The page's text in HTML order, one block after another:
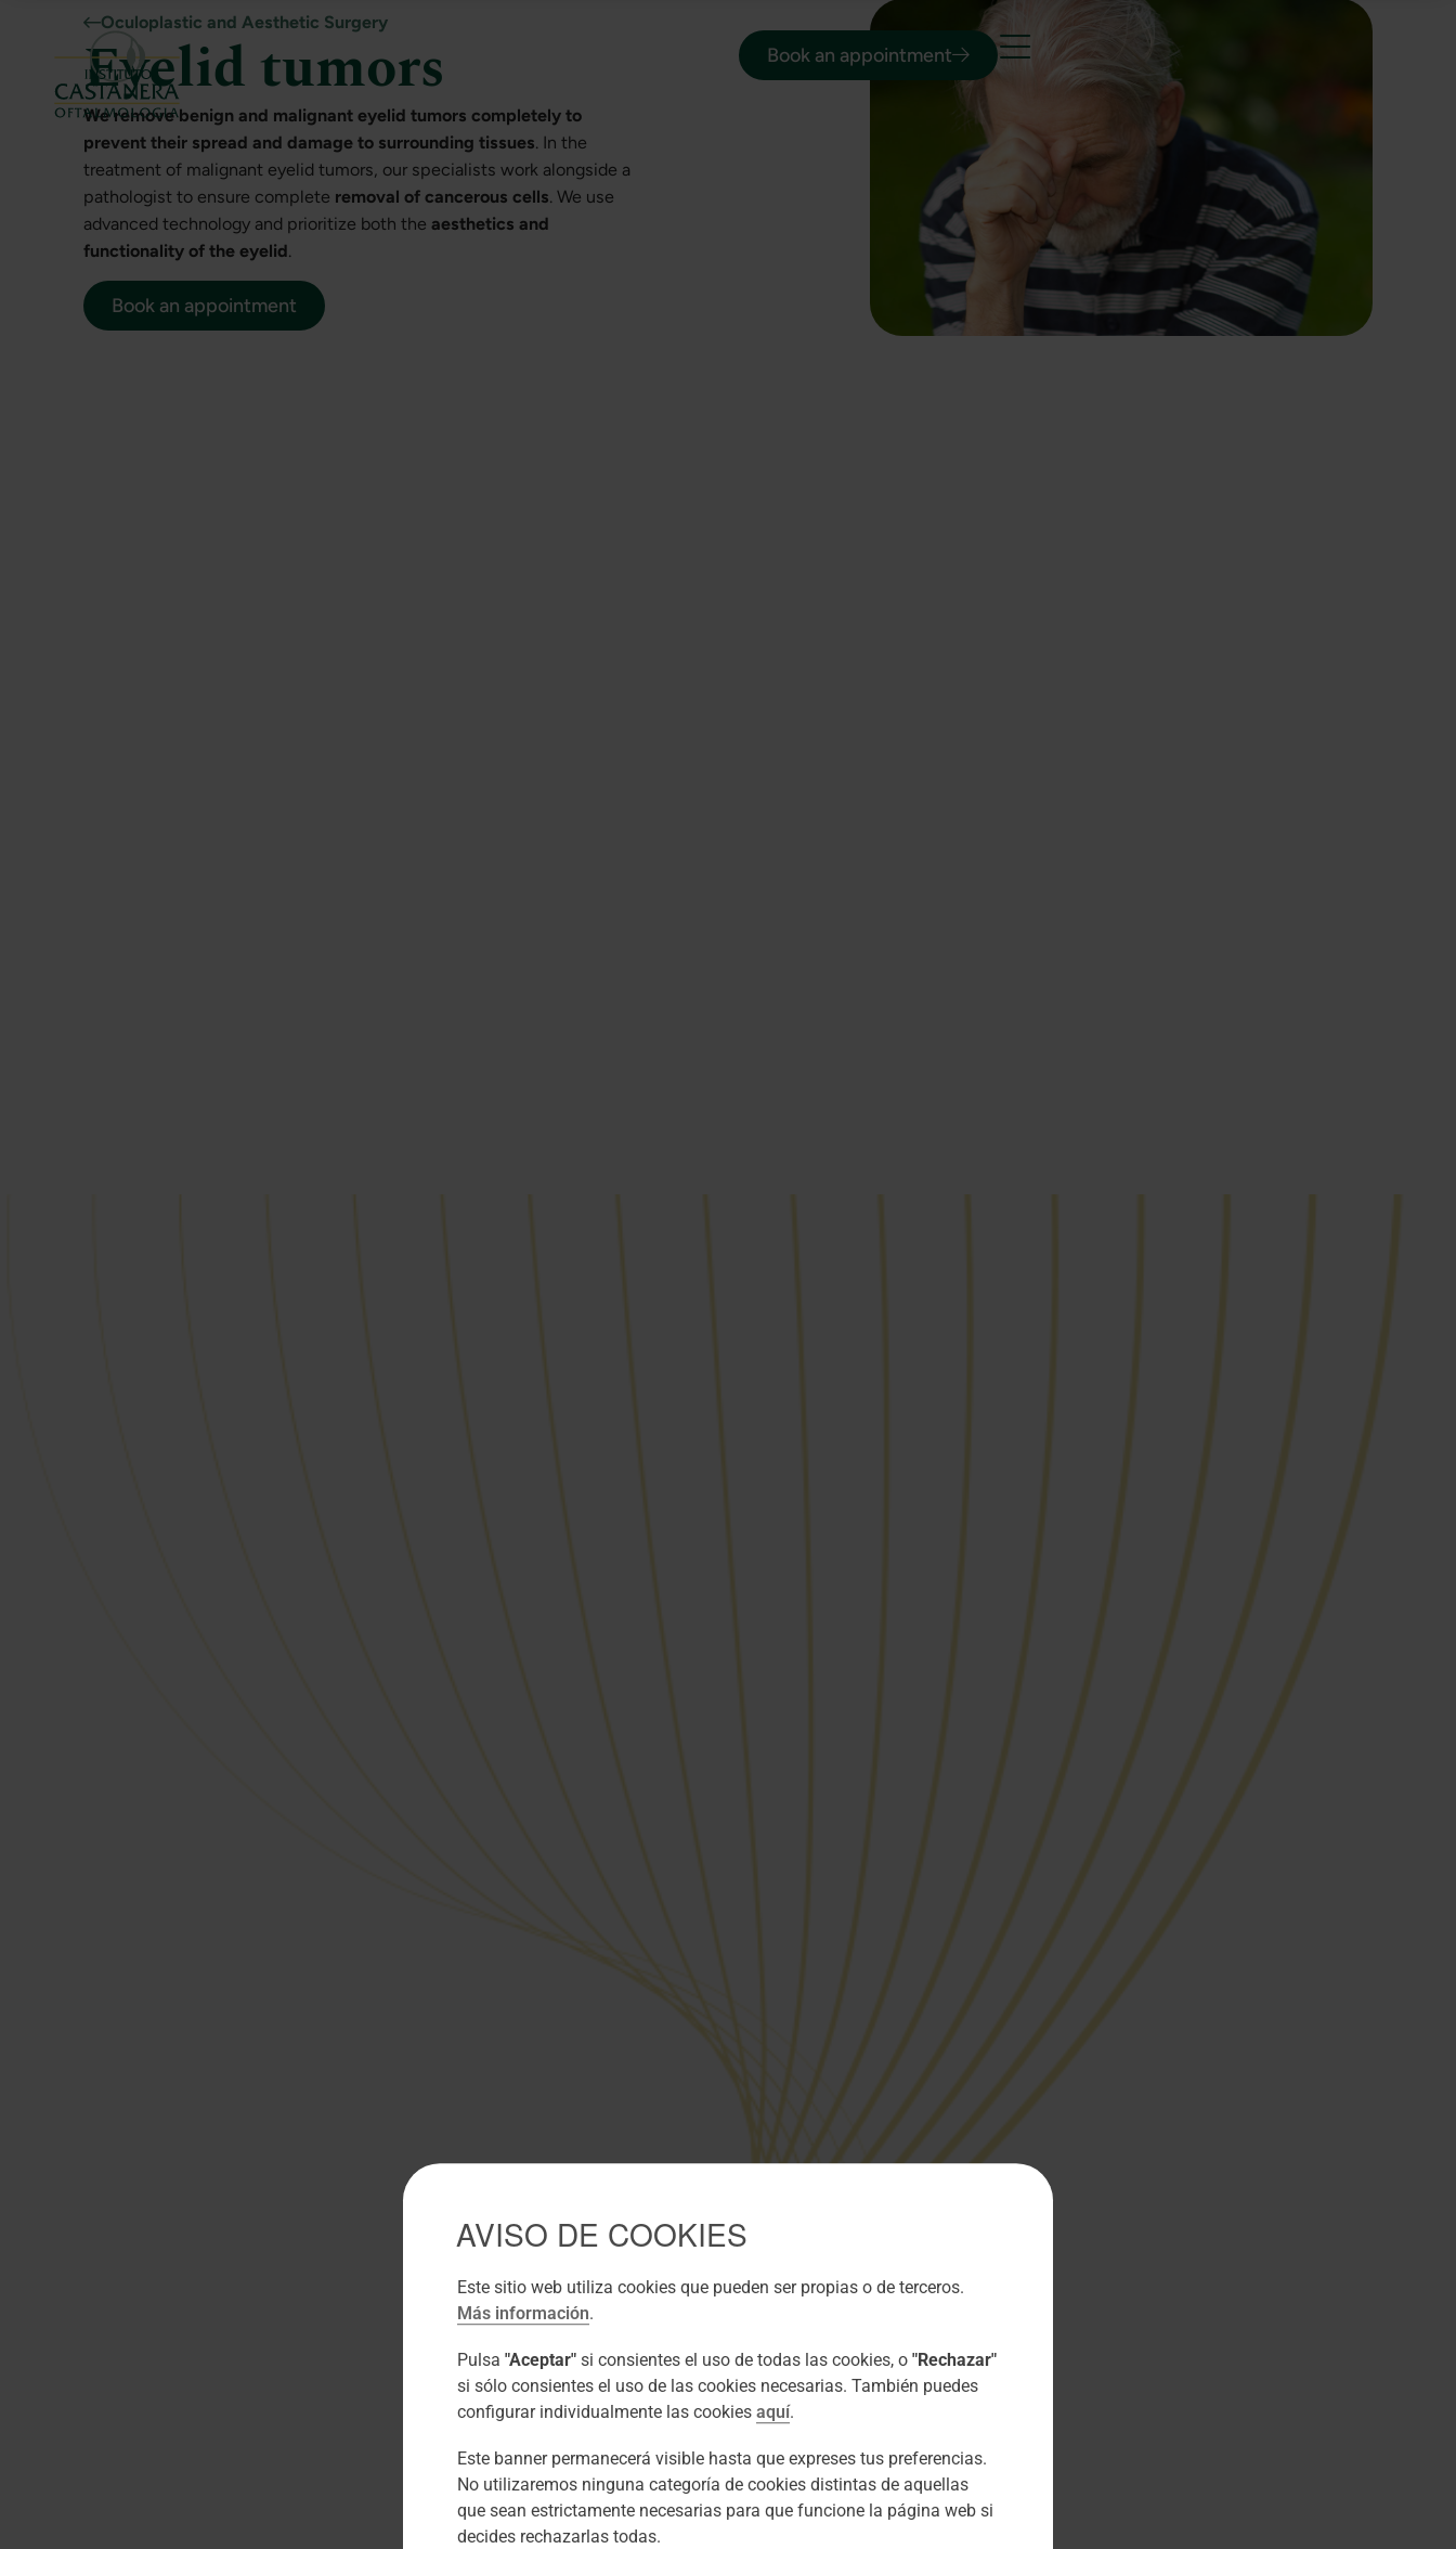
Book an appointment
Oculoplastic and Aesthetic Surgery
Eyelid tumors
We remove benign and malignant eyelid tumors completely to
prevent their spread and damage to surrounding tissues. In the
treatment of malignant eyelid tumors, our specialists work alongside a
pathologist to ensure complete removal of cancerous cells. We use
advanced technology and prioritize both theaesthetics and
functionality of the eyelid.
Book an appointment
AVISO DE COOKIES
Este sitio web utiliza cookies que pueden ser propias o de terceros.
Más información.
Pulsa "Aceptar"si consientes el uso de todas las cookies, o "Rechazar"
si sólo consientes el uso de las cookies necesarias. También puedes
configurar individualmente las cookies aquí.
Este banner permanecerá visible hasta que expreses tus preferencias.
No utilizaremos ninguna categoría de cookies distintas de aquellas
que sean estrictamente necesarias para que funcione la página web si
decides rechazarlas todas.